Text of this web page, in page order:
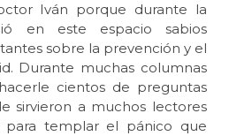
Iván porque durante la
en este espacio sabios
sobre la prevención y el
Durante muchas columnas
cientos de preguntas
sirvieron a muchos lectores
para templar el pánico que